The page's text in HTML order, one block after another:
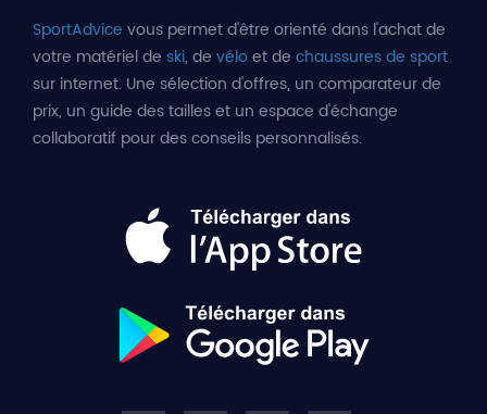
SportAdvice vous permet d'être orienté dans l'achat de
votre matériel de ski, de véloet de chaussures de sport
sur internet. Une sélection d'offres, un comparateur de
prix, un guide des tailles et un espace d'échange
collaboratif pour des conseils personnalisés.